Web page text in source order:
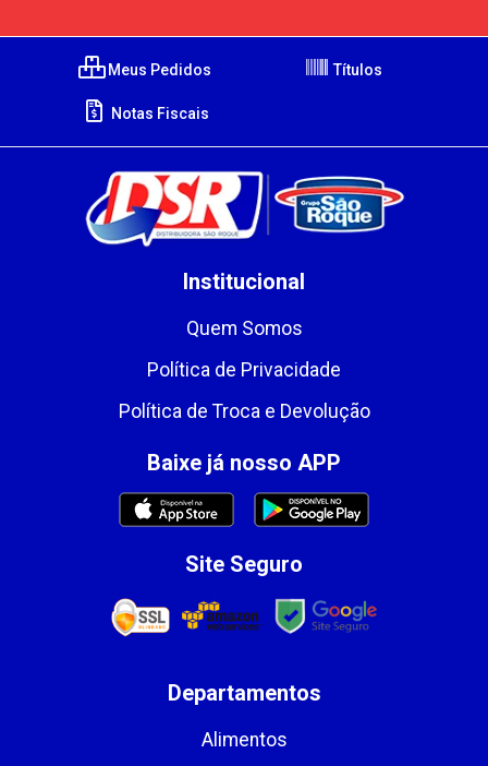
Meus Pedidos Títulos
Notas Fiscais
Institucional
Quem Somos
Política de Privacidade
Política de Troca e Devolução
Baixe já nosso APP
Site Seguro
Departamentos
Alimentos